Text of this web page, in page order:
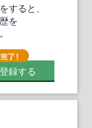
すると、
を
録する